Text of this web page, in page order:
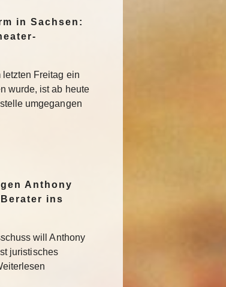
in Sachsen:
letzten Freitag ein
wurde, ist ab heute
umgegangen
Anthony
ins
will Anthony
juristisches